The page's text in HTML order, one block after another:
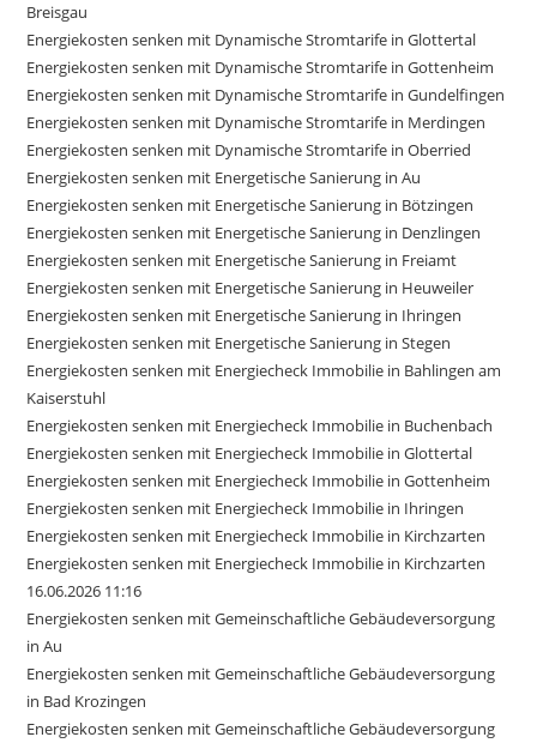
Breisgau
Energiekosten senken mit Dynamische Stromtarife in Glottertal
Energiekosten senken mit Dynamische Stromtarife in Gottenheim
Energiekosten senken mit Dynamische Stromtarife in Gundelfingen
Energiekosten senken mit Dynamische Stromtarife in Merdingen
Energiekosten senken mit Dynamische Stromtarife in Oberried
Energiekosten senken mit Energetische Sanierung in Au
Energiekosten senken mit Energetische Sanierung in Bötzingen
Energiekosten senken mit Energetische Sanierung in Denzlingen
Energiekosten senken mit Energetische Sanierung in Freiamt
Energiekosten senken mit Energetische Sanierung in Heuweiler
Energiekosten senken mit Energetische Sanierung in Ihringen
Energiekosten senken mit Energetische Sanierung in Stegen
Energiekosten senken mit Energiecheck Immobilie in Bahlingen am
Kaiserstuhl
Energiekosten senken mit Energiecheck Immobilie in Buchenbach
Energiekosten senken mit Energiecheck Immobilie in Glottertal
Energiekosten senken mit Energiecheck Immobilie in Gottenheim
Energiekosten senken mit Energiecheck Immobilie in Ihringen
Energiekosten senken mit Energiecheck Immobilie in Kirchzarten
Energiekosten senken mit Energiecheck Immobilie in Kirchzarten
16.06.2026 11:16
Energiekosten senken mit Gemeinschaftliche Gebäudeversorgung
in Au
Energiekosten senken mit Gemeinschaftliche Gebäudeversorgung
in Bad Krozingen
Energiekosten senken mit Gemeinschaftliche Gebäudeversorgung